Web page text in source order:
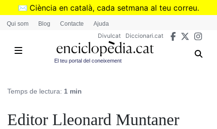
Vés
✉️ Ciència en català, cada setmana al teu correu.
➜Subscriu-te al butlletí de Divulcat
Qui som Blog Contacte Ajuda
Divulcat Diccionari.cat
El teu portal del coneixement
Temps de lectura: 1 min
Editor Lleonard Muntaner